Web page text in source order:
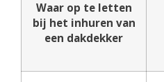
Waar op te letten
bij het inhuren van
een dakdekker